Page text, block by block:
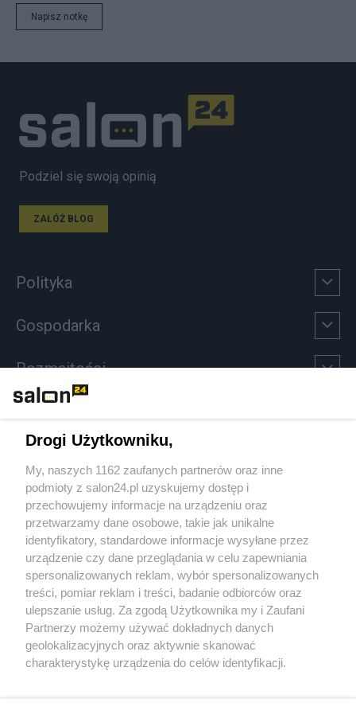
Napisz notkę
Podziel się swoją opinią
ZAŁÓŻ BLOG
Polityka
Gospodarka
Rozmaitości
Sport
Społeczeństwo
Kultura
X Facebook Instagram Youtube
Drogi Użytkowniku,
My, naszych 1162 zaufanych partnerów oraz inne
podmioty z salon24.pl uzyskujemy dostęp i
przechowujemy informacje na urządzeniu oraz
przetwarzamy dane osobowe, takie jak unikalne
identyfikatory, standardowe informacje wysyłane przez
urządzenie czy dane przeglądania w celu zapewniania
spersonalizowanych reklam, wybór spersonalizowanych
treści, pomiar reklam i treści, badanie odbiorców oraz
ulepszanie usług. Za zgodą Użytkownika my i Zaufani
Partnerzy możemy używać dokładnych danych
geolokalizacyjnych oraz aktywnie skanować
charakterystykę urządzenia do celów identyfikacji.